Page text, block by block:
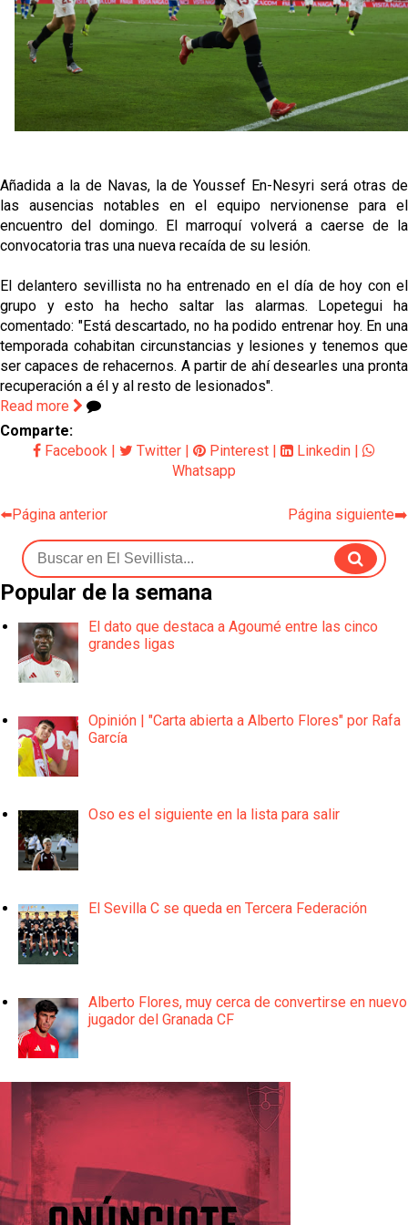
Oso es el siguiente en la lista para salir
Banquillos confirmados: así queda la cantera del
Sevilla Femenino para la 2026/27
Previa | El Sevilla FC cierra la pretemporada con el
exigente choque ante el Bayer Leverkusen
Añadida a la de Navas, la de Youssef En-Nesyri será otras de
las ausencias notables en el equipo nervionense para el
encuentro del domingo. El marroquí volverá a caerse de la
convocatoria tras una nueva recaída de su lesión.
El delantero sevillista no ha entrenado en el día de hoy con el
grupo y esto ha hecho saltar las alarmas. Lopetegui ha
comentado: "Está descartado, no ha podido entrenar hoy. En una
temporada cohabitan circunstancias y lesiones y tenemos que
ser capaces de rehacernos. A partir de ahí desearles una pronta
recuperación a él y al resto de lesionados".
Read more
Comparte:
Facebook | Twitter | Pinterest | Linkedin |
Whatsapp
⬅️Página anterior Página siguiente➡️
Popular de la semana
El dato que destaca a Agoumé entre las cinco
grandes ligas
Opinión | "Carta abierta a Alberto Flores" por Rafa
García
Oso es el siguiente en la lista para salir
El Sevilla C se queda en Tercera Federación
Alberto Flores, muy cerca de convertirse en nuevo
jugador del Granada CF